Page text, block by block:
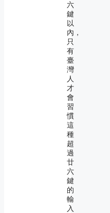
六
鍵
以
內，
只
有
臺
灣
人
才
會
習
慣
這
種
超
過
廿
六
鍵
的
輸
入